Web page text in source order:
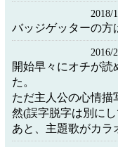
2018/
バッジゲッターの方
2016/
開始早々にオチが
た。
ただ主人公の心情
然(誤字脱字は別にし
あと、主題歌がカラ